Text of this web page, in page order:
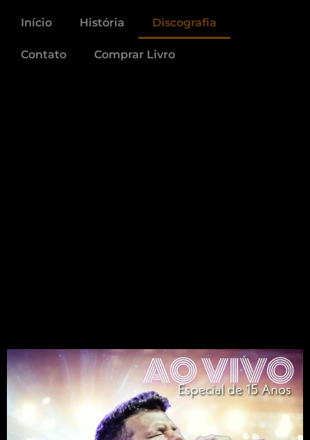
Início História Discografia
Contato Comprar Livro